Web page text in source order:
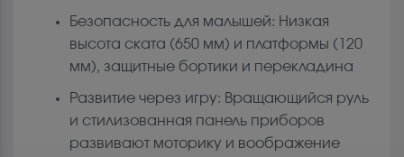
Безопасность для малышей: Низкая
высота ската (650 мм) и платформы (120
мм), защитные бортики и перекладина
Развитие через игру: Вращающийся руль
и стилизованная панель приборов
развивают моторику и воображение